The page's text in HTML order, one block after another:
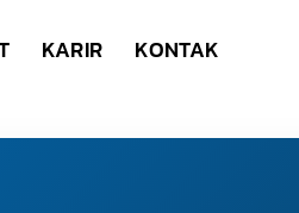
KARIR KONTAK